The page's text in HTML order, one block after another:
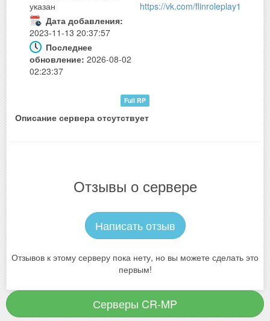
указан
https://vk.com/flinroleplay1
Дата добавления:
2023-11-13 20:37:57
Последнее
обновление: 2026-08-02
02:23:37
Full RP
Описание сервера отсутствует
Отзывы о сервере
Написать отзыв
Отзывов к этому серверу пока нету, но вы можете сделать это
первым!
Серверы CR-MP